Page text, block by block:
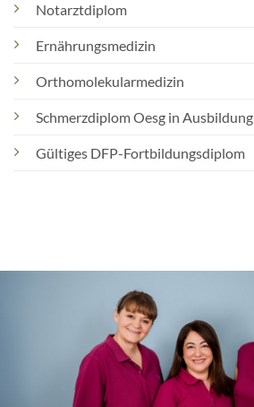
Notarztdiplom
Ernährungsmedizin
Orthomolekularmedizin
Schmerzdiplom Oesg in Ausbildung
Gültiges DFP-Fortbildungsdiplom